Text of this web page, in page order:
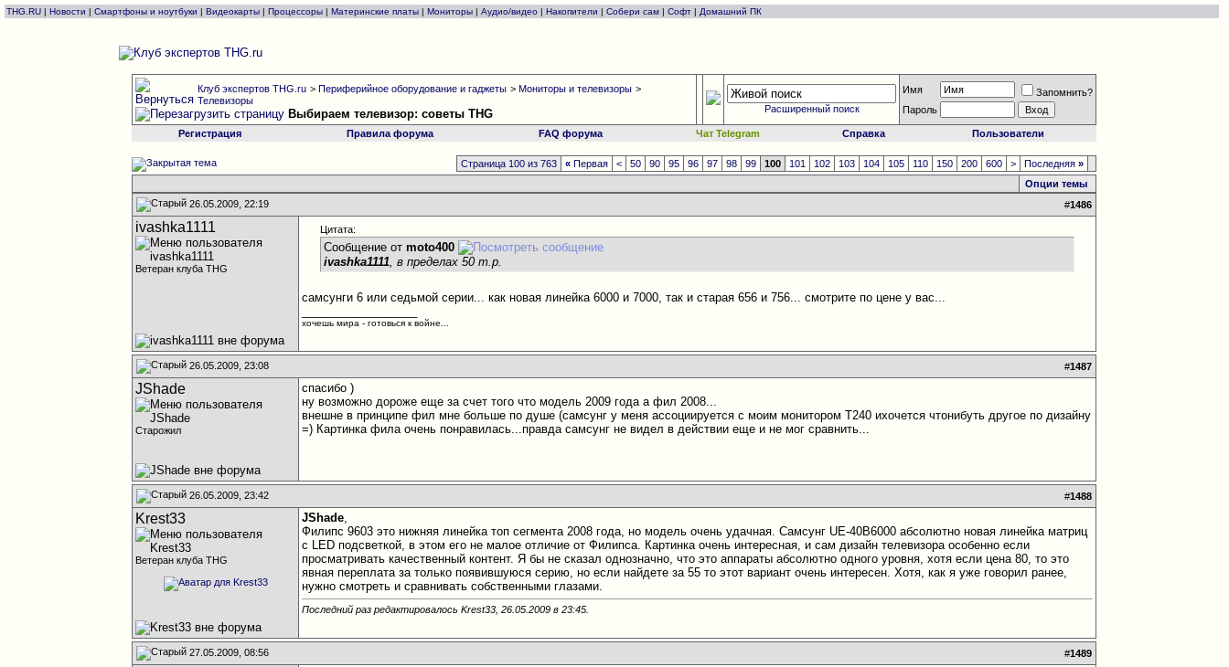
THG.RU | Новости | Смартфоны и ноутбуки | Видеокарты | Процессоры | Материнские платы | Мониторы | Аудио/видео | Накопители | Собери сам | Софт | Домашний ПК
Клуб экспертов THG.ru >Периферийное оборудование и гаджеты >Мониторы и телевизоры >
Телевизоры
Выбираем телевизор: советы THG Расширенный поиск
Имя
Запомнить?
Пароль
Регистрация Правила форума FAQ форума Чат Telegram Справка Пользователи
Страница 100 из 763 « Первая < 50 90 95 96 97 98 99 100 101 102 103 104 105 110 150 200 600 > Последняя»
Опции темы
26.05.2009, 22:19
#1486
ivashka1111
Ветеран клуба THG
Цитата:
Сообщение отmoto400
ivashka1111, в пределах 50 т.р.
самсунги 6 или седьмой серии... как новая линейка 6000 и 7000, так и старая 656 и 756... смотрите по цене у вас...
хочешь мира - готовься к войне...
26.05.2009, 23:08 #1487
JShade
Старожил
спасибо )
ну возможно дороже еще за счет того что модель 2009 года а фил 2008...
внешне в принципе фил мне больше по душе (самсунг у меня ассоциируется с моим монитором T240 ихочется чтонибуть другое по дизайну
=) Картинка фила очень понравилась...правда самсунг не видел в действии еще и не мог сравнить...
26.05.2009, 23:42 #1488
Krest33
Ветеран клуба THG
JShade,
Филипс 9603 это нижняя линейка топ сегмента 2008 года, но модель очень удачная. Самсунг UE-40B6000 абсолютно новая линейка матриц
с LED подсветкой, в этом его не малое отличие от Филипса. Картинка очень интересная, и сам дизайн телевизора особенно если
просматривать качественный контент. Я бы не сказал однозначно, что это аппараты абсолютно одного уровня, хотя если цена 80, то это
явная переплата за только появившуюся серию, но если найдете за 55 то этот вариант очень интересен. Хотя, как я уже говорил ранее,
нужно смотреть и сравнивать собственными глазами.
Последний раз редактировалось Krest33, 26.05.2009 в23:45
27.05.2009, 08:56 #1489